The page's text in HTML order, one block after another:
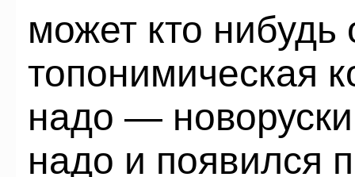
может кто нибудь
топонимическая
надо —
надо и появился